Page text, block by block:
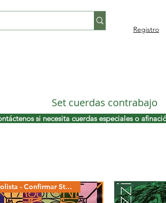
Registro
Set cuerdas contrabajo
si necesita cuerdas especiales o
Solista - Confirmar Stock